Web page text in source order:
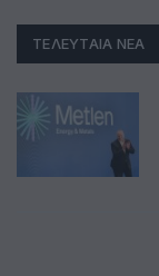
ΤΕΛΕΥΤΑΊΑ ΝΈΑ